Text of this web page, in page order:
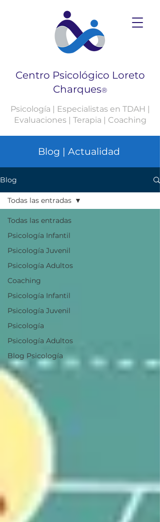
Centro Psicológico Loreto
Charques®
Psicología | Especialistas en TDAH |
Evaluaciones | Terapia | Coaching
Blog | Actualidad
Blog
Todas las entradas
Psicología Infantil
Psicología Juvenil
Psicología Adultos
Coaching
Psicología Infantil
Psicología Juvenil
Psicología
Psicología Adultos
Blog Psicología
Todas las entradas